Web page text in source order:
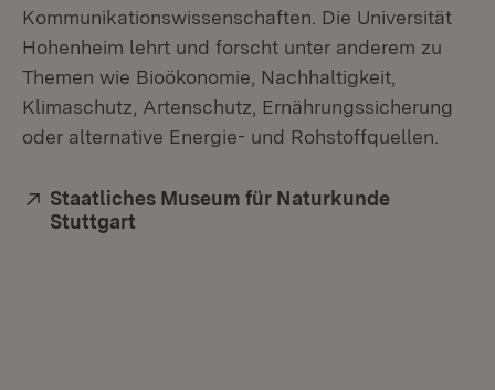
Kommunikationswissenschaften. Die Universität
Hohenheim lehrt und forscht unter anderem zu
Themen wie Bioökonomie, Nachhaltigkeit,
Klimaschutz, Artenschutz, Ernährungssicherung
oder alternative Energie- und Rohstoffquellen.
Extern:
Staatliches Museum für Naturkunde
Stuttgart